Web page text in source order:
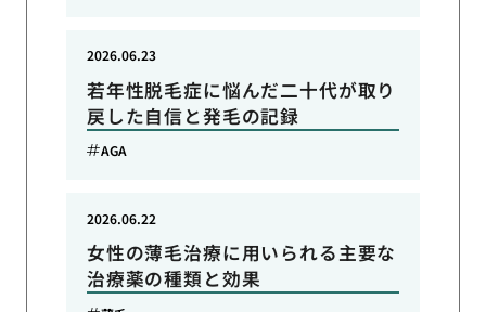
若年性脱毛症に悩んだ二十代が取り
戻した自信と発毛の記録
2026.06.23
AGA
女性の薄毛治療に用いられる主要な
治療薬の種類と効果
2026.06.22